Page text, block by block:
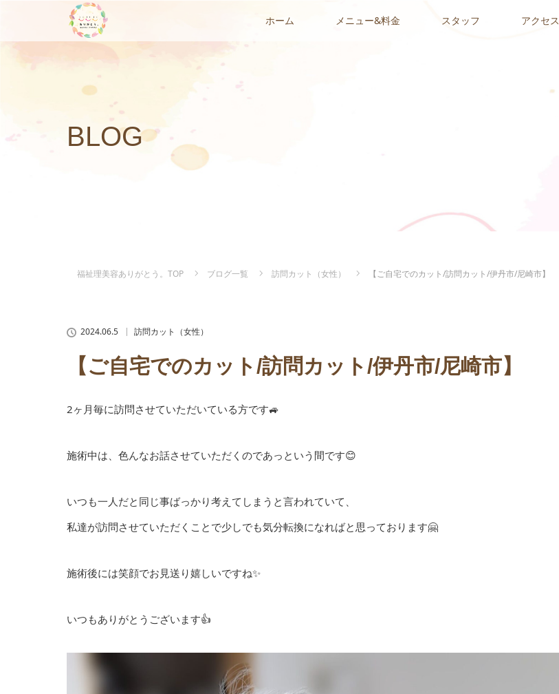
ホーム メニュー&料金 スタッフ アクセス
BLOG
福祉理美容ありがとう。TOP ブログ一覧 訪問カット（女性） 【ご自宅でのカット/訪問カット/伊丹市/尼崎市】
2024.06.5 訪問カット（女性）
【ご自宅でのカット/訪問カット/伊丹市/尼崎市】
2ヶ月毎に訪問させていただいている方です🚙
施術中は、色んなお話させていただくのであっという間です😊
いつも一人だと同じ事ばっかり考えてしまうと言われていて、
私達が訪問させていただくことで少しでも気分転換になればと思っております🤗
施術後には笑顔でお見送り嬉しいですね✨
いつもありがとうございます👍